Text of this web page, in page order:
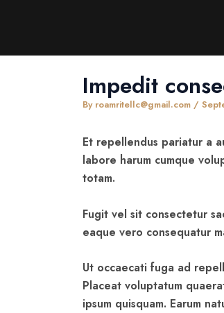
Impedit
By roamritellc@gmail.com /
Et repellendus pariatur a
labore harum cumque
totam.
Fugit vel sit consectetur
eaque vero consequatur
Ut occaecati fuga ad
Placeat voluptatum
ipsum quisquam. Earum